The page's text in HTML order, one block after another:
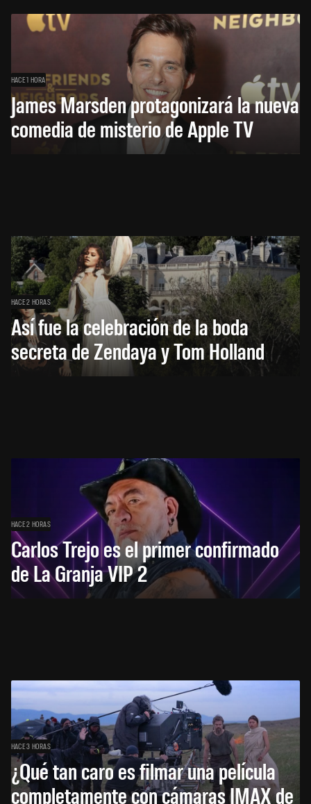
HACE 1 HORA
James Marsden protagonizará la nueva
comedia de misterio de Apple TV
HACE 2 HORAS
Así fue la celebración de la boda
secreta de Zendaya y Tom Holland
HACE 2 HORAS
Carlos Trejo es el primer confirmado
de La Granja VIP 2
HACE 3 HORAS
¿Qué tan caro es filmar una película
completamente con cámaras IMAX de